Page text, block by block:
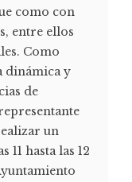
como con
entre ellos
Como
dinámica y
de
un
11 hasta las 12